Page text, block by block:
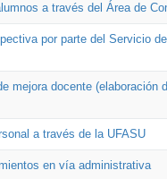
a través del Área de
por parte del Servicio
mejora docente (elaboración
a través de la UFASU
en vía administrativa